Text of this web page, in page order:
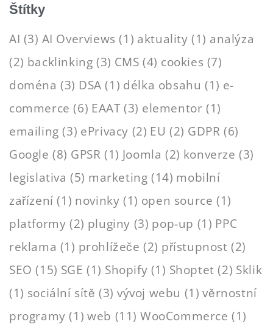
Štítky
AI (3) AI Overviews (1) aktuality (1) analýza
(2) backlinking (3) CMS (4) cookies (7)
doména (3) DSA (1) délka obsahu (1) e-
commerce (6) EAAT(3) elementor (1)
emailing (3) ePrivacy (2) EU (2) GDPR (6)
Google (8) GPSR (1) Joomla (2) konverze (3)
legislativa (5) marketing (14) mobilní
zařízení (1) novinky (1) open source (1)
platformy (2) pluginy (3) pop-up (1) PPC
reklama (1) prohlížeče (2) přístupnost (2)
SEO (15) SGE (1) Shopify (1) Shoptet (2) Sklik
(1) sociální sítě (3) vývoj webu (1) věrnostní
programy (1) web (11) WooCommerce (1)